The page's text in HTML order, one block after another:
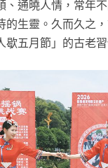
、通曉人情，常年
的生靈。久而久之
歇五月節」的古老習